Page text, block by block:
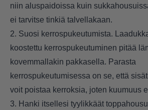
niin aluspaidoissa kuin
ei tarvitse tinkiä talvellakaan.
2. Suosi kerrospukeutumista.
koostettu kerrospukeutuminen pitää
kovemmallakin pakkasella. Parasta
kerrospukeutumisessa on se, että
voit poistaa kerroksia, joten kuumuus
3. Hanki itsellesi tyylikkäät